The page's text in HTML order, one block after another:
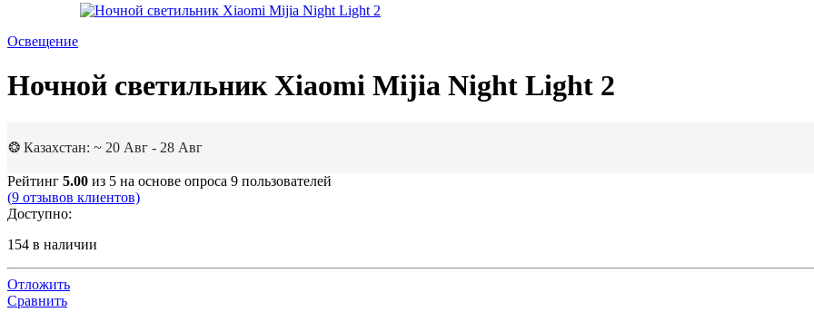
Освещение
Ночной светильник Xiaomi Mijia Night Light 2
❂ Казахстан: ~ 20 Авг - 28 Авг
Рейтинг 5.00 из 5 на основе опроса 9 пользователей
(9 отзывов клиентов)
Доступно:
154 в наличии
Отложить
Сравнить